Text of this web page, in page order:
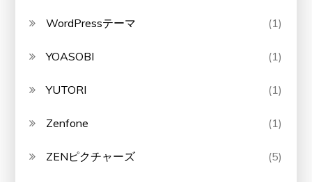
WordPressテーマ (1)
YOASOBI (1)
YUTORI (1)
Zenfone (1)
ZENピクチャーズ (5)